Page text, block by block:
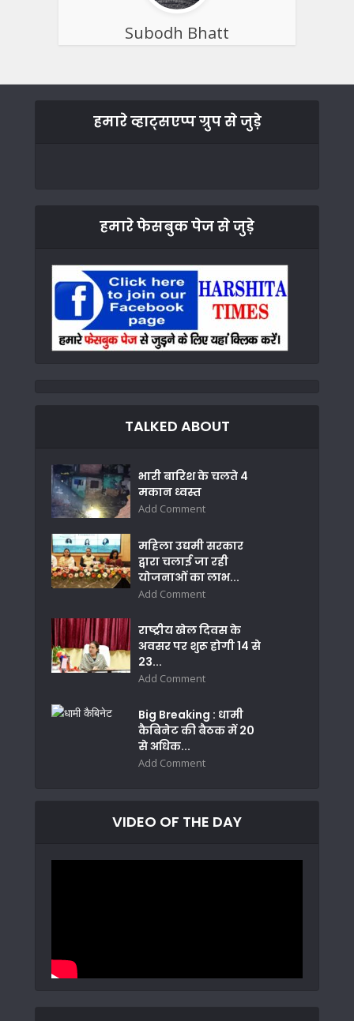
Subodh Bhatt
हमारे व्हाट्सएप्प ग्रुप से जुड़े
हमारे फेसबुक पेज से जुड़े
TALKED ABOUT
भारी बारिश के चलते 4
मकान ध्वस्त
Add Comment
महिला उद्यमी सरकार
द्वारा चलाई जा रही
योजनाओं का लाभ...
Add Comment
राष्ट्रीय खेल दिवस के
अवसर पर शुरू होगी 14 से
23...
Add Comment
Big Breaking : धामी
कैबिनेट की बैठक में 20
से अधिक...
Add Comment
VIDEO OF THE DAY